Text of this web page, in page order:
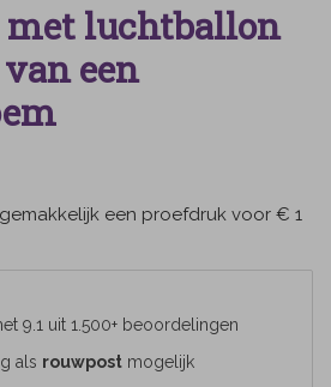
met luchtballon
een
een proefdruk voor € 1
9.1 uit 1.500+ beoordelingen
als rouwpost mogelijk